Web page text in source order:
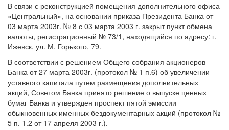
В связи с реконструкцией помещения дополнительного офиса
«Центральный», на основании приказа Президента Банка от
03 марта 2003г. № 8 с 03 марта 2003 г. закрыт пункт обмена
валюты, регистрационный № 73/1, находящийся по адресу: г.
Ижевск, ул. М. Горького, 79.
В соответствии с решением Общего собрания акционеров
Банка от 27 марта 2003г. (протокол № 1 п.6) об увеличении
уставного капитала путем размещения дополнительных
акций, Советом Банка принято решение о выпуске ценных
бумаг Банка и утвержден проспект пятой эмиссии
обыкновенных именных бездокументарных акций (протокол №
5 п. 1.2 от 17 апреля 2003 г.).